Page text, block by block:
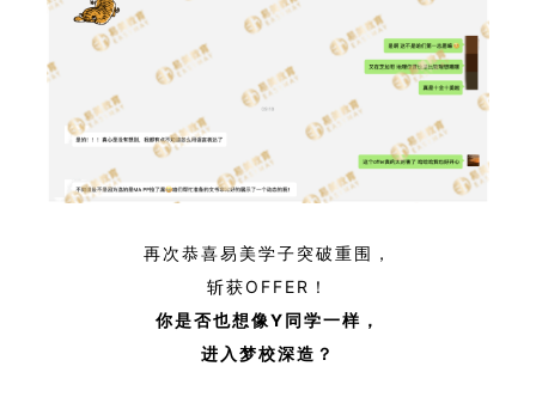
再次恭喜易美学子突破重围，
斩获OFFER！
你是否也想像Y同学一样，
进入梦校深造？